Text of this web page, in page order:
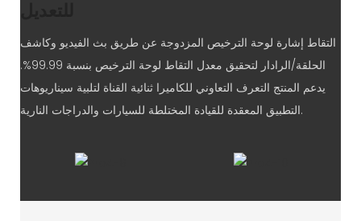
التقاط إشارة لوحة الترخيص المزدوجة عن طريق بث الفيديو وكاشف
الحلقة/الرادار لتحقيق معدل التقاط لوحة الترخيص بنسبة 99.99%.
يدعم المنتج التعرف التعاوني للكاميرا ثنائية القناة لتلبية سيناريوهات
التطبيق المعقدة للقيادة المختلطة للسيارات والدراجات النارية.